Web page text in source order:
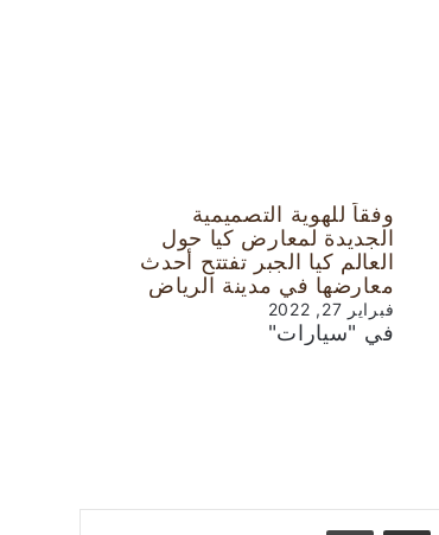
وفقاً للهوية التصميمية
الجديدة لمعارض كيا حول
العالم كيا الجبر تفتتح أحدث
معارضها في مدينة الرياض
فبراير 27, 2022
في "سيارات"